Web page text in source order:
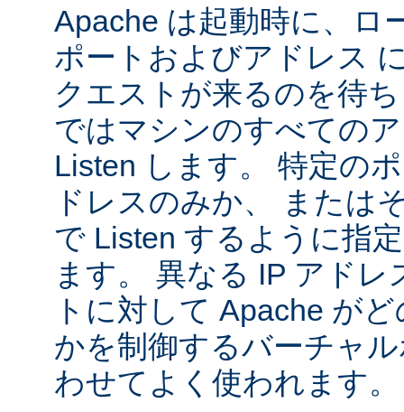
Apache は起動時に、ロ
ポートおよびアドレス
クエストが来るのを待
ではマシンのすべての
Listen します。 特定の
ドレスのみか、 または
で Listen するように指
ます。 異なる IP アド
トに対して Apache が
かを制御するバーチャ
わせてよく使われます。